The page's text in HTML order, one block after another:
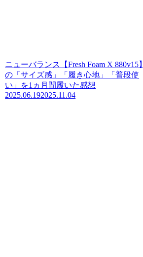
ニューバランス【Fresh Foam X 880v15】
の「サイズ感」「履き心地」「普段使
い」を1ヵ月間履いた感想
2025.06.192025.11.04